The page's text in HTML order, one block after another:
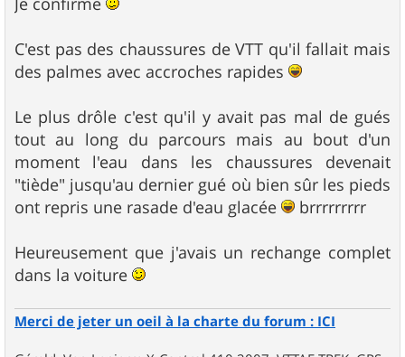
s
g
e
C'est pas des chaussures de VTT qu'il fallait mais
des palmes avec accroches rapides
Le plus drôle c'est qu'il y avait pas mal de gués
tout au long du parcours mais au bout d'un
moment l'eau dans les chaussures devenait
"tiède" jusqu'au dernier gué où bien sûr les pieds
ont repris une rasade d'eau glacée
brrrrrrrrr
Heureusement que j'avais un rechange complet
dans la voiture
Merci de jeter un oeil à la charte du forum : ICI